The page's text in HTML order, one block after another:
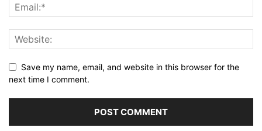
Save my name, email, and website in this browser for the
next time I comment.